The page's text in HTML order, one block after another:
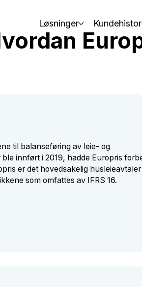
Løsninger
til balanseføring av leie- og
ble innført i 2019, hadde Europris
er det hovedsakelig husleieavtaler
som omfattes av IFRS 16.